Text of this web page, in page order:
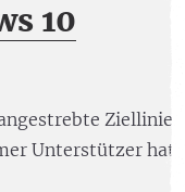
10
Ziellinie
Unterstützer hat